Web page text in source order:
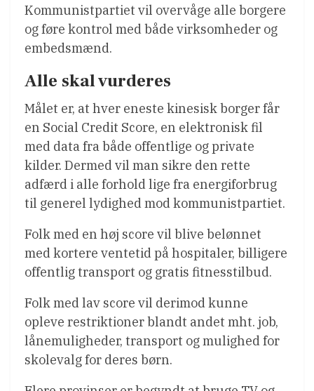
Kommunistpartiet vil overvåge alle borgere
og føre kontrol med både virksomheder og
embedsmænd.
Alle skal vurderes
Målet er, at hver eneste kinesisk borger får
en Social Credit Score, en elektronisk fil
med data fra både offentlige og private
kilder. Dermed vil man sikre den rette
adfærd i alle forhold lige fra energiforbrug
til generel lydighed mod kommunistpartiet.
Folk med en høj score vil blive belønnet
med kortere ventetid på hospitaler, billigere
offentlig transport og gratis fitnesstilbud.
Folk med lav score vil derimod kunne
opleve restriktioner blandt andet mht. job,
lånemuligheder, transport og mulighed for
skolevalg for deres børn.